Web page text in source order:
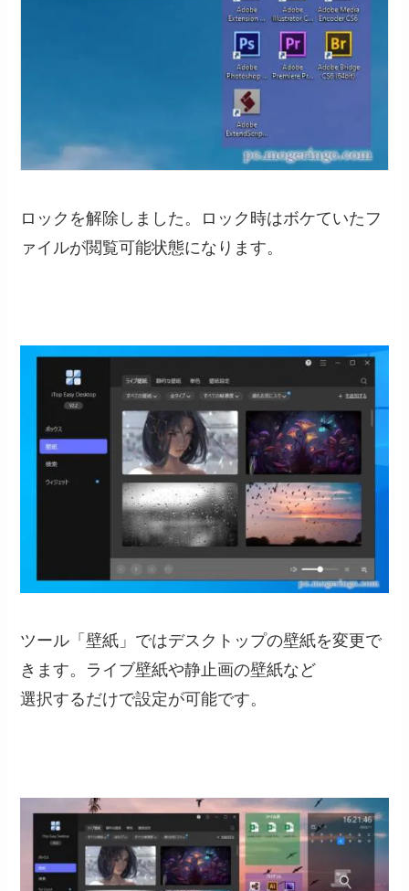
ロックを解除しました。ロック時はボケていたフ
ァイルが閲覧可能状態になります。
ツール「壁紙」ではデスクトップの壁紙を変更で
きます。ライブ壁紙や静止画の壁紙など
選択するだけで設定が可能です。